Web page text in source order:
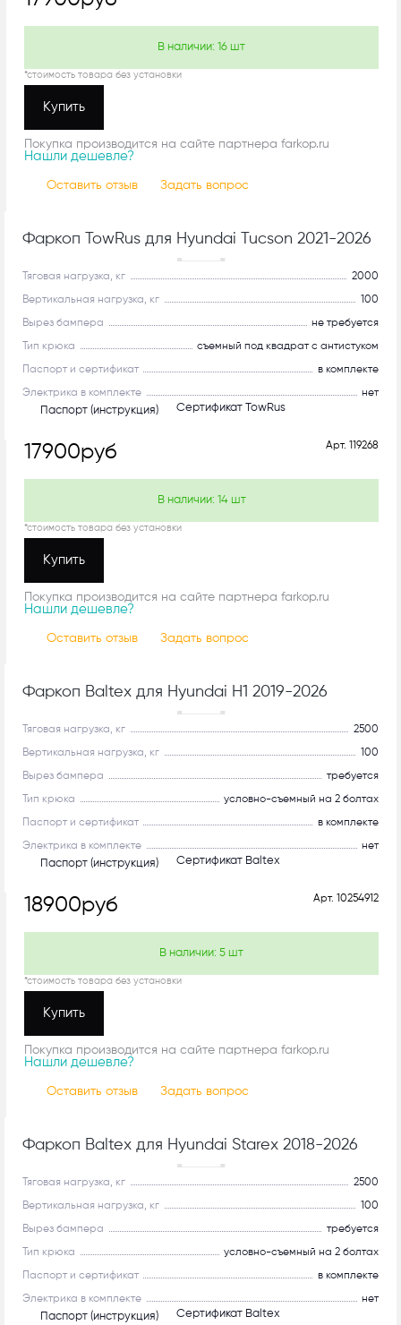
В наличии: 16 шт
*стоимость товара без установки
Купить
Покупка производится на сайте партнера farkop.ru
Нашли дешевле?
Оставить отзыв Задать вопрос
Фаркоп TowRus для Hyundai Tucson 2021-2026
С системой антистук!
Тяговая нагрузка, кг 2000
Вертикальная нагрузка, кг 100
Вырез бампера не требуется
Тип крюка съемный под квадрат с антистуком
Паспорт и сертификат в комплекте
Электрика в комплекте нет
Паспорт (инструкция) Сертификат TowRus
Арт. 119268
17900руб
В наличии: 14шт
*стоимость товара без установки
Купить
Покупка производится на сайте партнера farkop.ru
Нашли дешевле?
Оставить отзыв Задать вопрос
Фаркоп Baltex для Hyundai H1 2019-2026
Рекомендуем
Тяговая нагрузка, кг 2500
Вертикальная нагрузка, кг 100
Вырез бампера требуется
Тип крюка условно-съемный на 2 болтах
Паспорт и сертификат в комплекте
Электрика в комплекте нет
Паспорт (инструкция) Сертификат Baltex
Арт. 10254912
18900руб
В наличии: 5 шт
*стоимость товара без установки
Купить
Покупка производится на сайте партнера farkop.ru
Нашли дешевле?
Оставить отзыв Задать вопрос
Фаркоп Baltex для Hyundai Starex 2018-2026
Рекомендуем
Тяговая нагрузка, кг 2500
Вертикальная нагрузка, кг 100
Вырез бампера требуется
Тип крюка условно-съемный на 2 болтах
Паспорт и сертификат в комплекте
Электрика в комплекте нет
Паспорт (инструкция) Сертификат Baltex